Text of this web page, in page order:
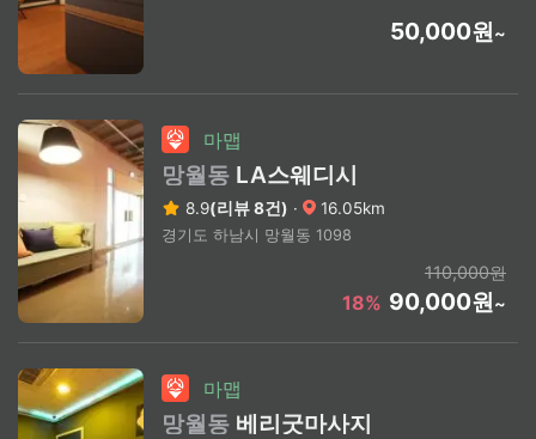
50,000원~
마맵
망월동 LA스웨디시
8.9(리뷰 8건) · 16.05km
경기도 하남시 망월동 1098
110,000원
18% 90,000원~
마맵
망월동 베리굿마사지